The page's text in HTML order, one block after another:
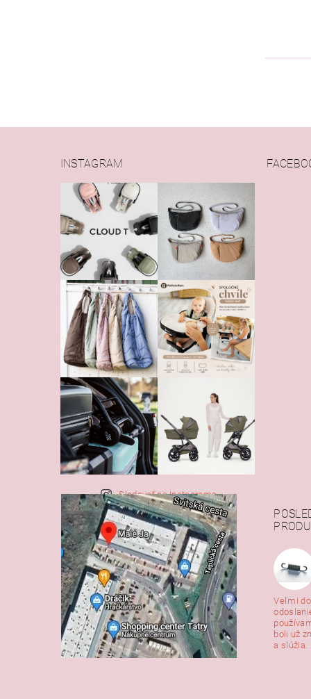
INSTAGRAM
Sledovať na Instagrame
Veľmi
boli už
a slúžia.